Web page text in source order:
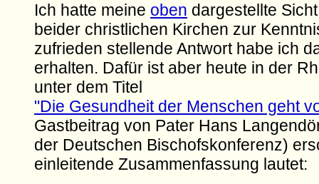
Ich hatte meine oben dargestellte
beider christlichen Kirchen zur
zufrieden stellende Antwort habe ich
erhalten. Dafür ist aber heute in der
unter dem Titel
"Die Gesundheit der Menschen geht
Gastbeitrag von Pater Hans
der Deutschen Bischofskonferenz)
einleitende Zusammenfassung lautet: